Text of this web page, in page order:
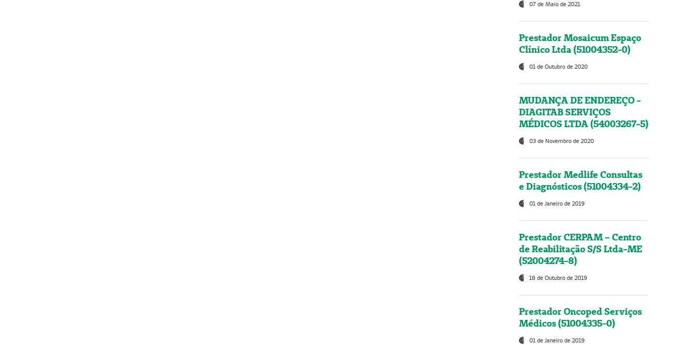
07 de Maio de 2021
Prestador Mosaicum Espaço
Clínico Ltda (51004352-0)
01 de Outubro de 2020
MUDANÇA DE ENDEREÇO -
DIAGITAB SERVIÇOS
MÉDICOS LTDA (54003267-5)
03 de Novembro de 2020
Prestador Medlife Consultas
e Diagnósticos (51004334-2)
01 de Janeiro de 2019
Prestador CERPAM – Centro
de Reabilitação S/S Ltda-ME
(52004274-8)
18 de Outubro de 2019
Prestador Oncoped Serviços
Médicos (51004335-0)
01 de Janeiro de 2019